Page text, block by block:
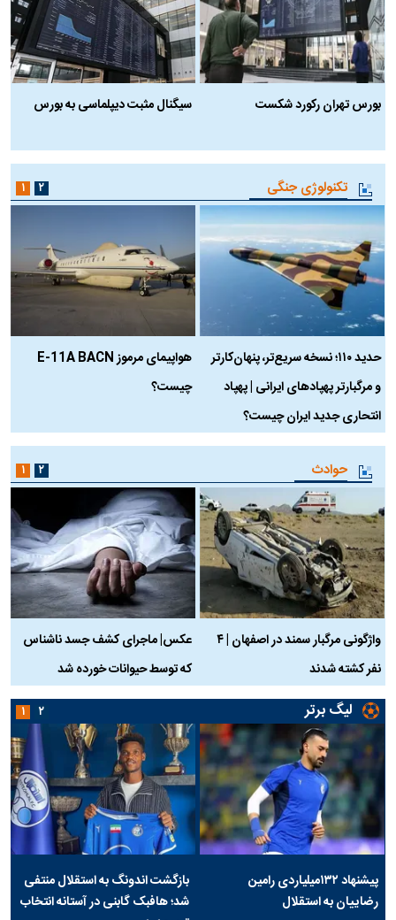
بورس تهران رکورد شکست
سیگنال مثبت دیپلماسی به بورس
تکنولوژی جنگی
حدید ۱۱۰؛ نسخه سریع‌تر، پنهان‌کارتر
و مرگبارتر پهپادهای ایرانی | پهپاد
انتحاری جدید ایران چیست؟
هواپیمای مرموز E-11A BACN
چیست؟
۱ ۲
حوادث
واژگونی مرگبار سمند در اصفهان | ۴
نفر کشته شدند
عکس| ماجرای کشف جسد ناشناس
که توسط حیوانات خورده شد
۱ ۲
لیگ برتر
پیشنهاد ۱۳۲میلیاردی رامین
رضاییان به استقلال
بازگشت اندونگ به استقلال منتفی
شد؛ هافبک گابنی در آستانه انتخاب
۱ ۲